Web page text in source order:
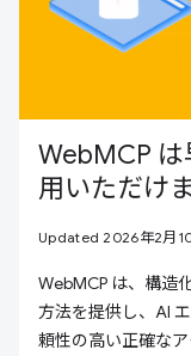
WebMCP
用いただけ
Updated 2026年2月
WebMCP は、構造
方法を提供し、AI
頼性の高い正確な